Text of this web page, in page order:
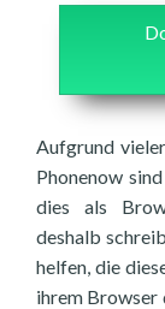
Aufgrund
Phonenow
dies als
deshalb
helfen, die
ihrem Browser